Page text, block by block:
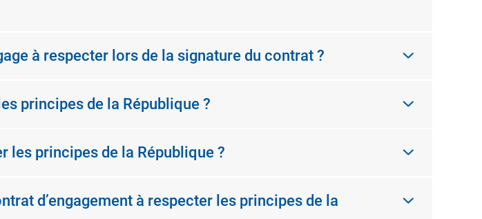
à respecter lors de la signature du contrat ?
principes de la République ?
les principes de la République ?
d’engagement à respecter les principes de la